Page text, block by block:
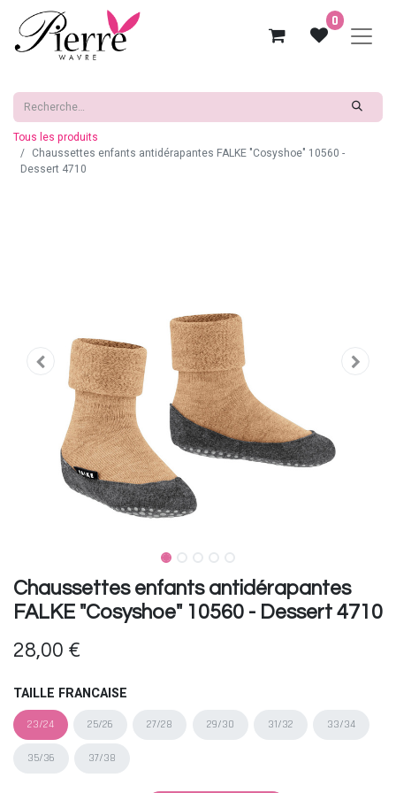
0
Tous les produits
Chaussettes enfants antidérapantes FALKE "Cosyshoe" 10560 -
Dessert 4710
Chaussettes enfants antidérapantes
FALKE "Cosyshoe" 10560 - Dessert 4710
28,00 €
TAILLE FRANCAISE
23/24 25/26 27/28 29/30 31/32 33/34
35/36 37/38